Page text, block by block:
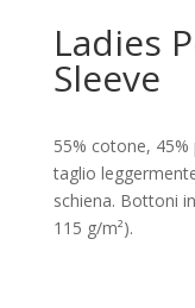
Ladies
Sleeve
55% cotone,
taglio
schiena. Bottoni
115 g/m²).